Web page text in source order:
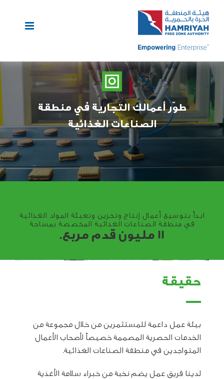
content
طوّر أعمالك التجارية في منطقة
الصناعات الغذائية
ابدأ بتوسيع أعمال إنتاج وتخزين وتعبئة المواد الغذائية
في منطقة الصناعات الغذائية المخصصة بمساحة
11 مليون قدم مربع.
حقيقة
بيئة عمل داعمة للمستثمرين من خلال مجموعة من
الخدمات الحصرية المصممة خصيصاً لأصحاب الأعمال
المتواجدين في منطقة الصناعات الغذائية.
لدينا فريق عمل يضم نخبة من خبراء سلامة الأغذية